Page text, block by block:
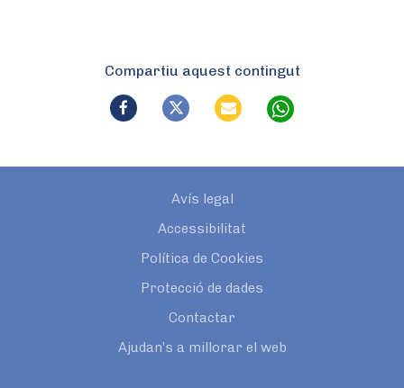
Compartiu aquest contingut
Avís legal
Accessibilitat
Política de Cookies
Protecció de dades
Contactar
Ajudan’s a millorar el web